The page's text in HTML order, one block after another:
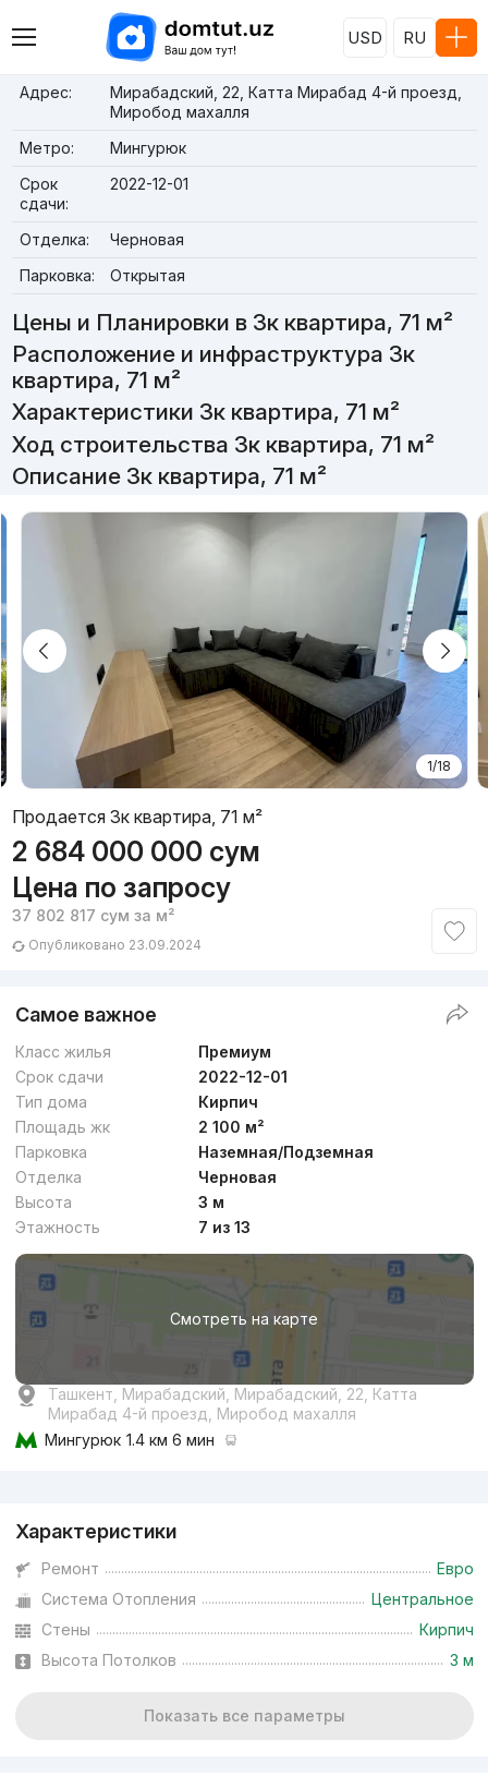
USD RU
Адрес:
Мирабадский, 22, Катта Мирабад 4-й проезд,
Миробод махалля
Метро:
Мингурюк
Срок
сдачи:
2022-12-01
Отделка:
Черновая
Парковка:
Открытая
Цены и Планировки в 3к квартира, 71 м²
Расположение и инфраструктура 3к
квартира, 71 м²
Характеристики 3к квартира, 71 м²
Ход строительства 3к квартира, 71 м²
Описание 3к квартира, 71 м²
1/18
Продается 3к квартира, 71 м²
2 684 000 000 сум
Цена по запросу
37 802 817 сум за м²
Опубликовано 23.09.2024
Самое важное
Класс жилья
Премиум
Срок сдачи
2022-12-01
Тип дома
Кирпич
Площадь жк
2 100 м²
Парковка
Наземная/Подземная
Отделка
Черновая
Высота
3 м
Этажность
7 из 13
Смотреть на карте
Ташкент, Мирабадский, Мирабадский, 22, Катта
Мирабад 4-й проезд, Миробод махалля
Мингурюк 1.4 км 6 мин
Характеристики
Ремонт
Евро
Система Отопления
Центральное
Стены
Кирпич
Высота Потолков
3 м
Показать все параметры